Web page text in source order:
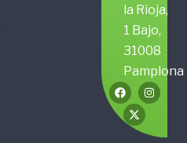
la Rioja,
1 Bajo,
31008
Pamplona
F
a
c
e
I
n
s
X
t
w
i